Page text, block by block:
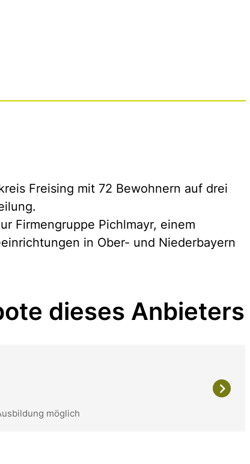
Freising mit 72 Bewohnern auf drei
Firmengruppe Pichlmayr, einem
in Ober- und Niederbayern
dieses Anbieters
möglich